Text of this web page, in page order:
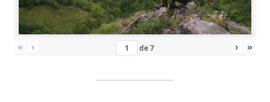
« ‹ de7 › »